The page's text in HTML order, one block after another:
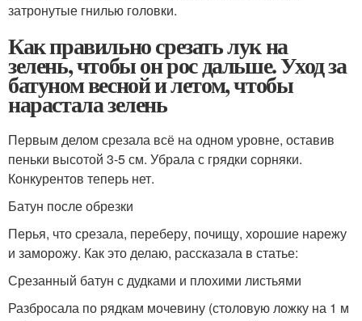
затронутые гнилью головки.
Как правильно срезать лук на
зелень, чтобы он рос дальше. Уход за
батуном весной и летом, чтобы
нарастала зелень
Первым делом срезала всё на одном уровне, оставив
пеньки высотой 3-5 см. Убрала с грядки сорняки.
Конкурентов теперь нет.
Батун после обрезки
Перья, что срезала, переберу, почищу, хорошие нарежу
и заморожу. Как это делаю, рассказала в статье:
Срезанный батун с дудками и плохими листьями
Разбросала по рядкам мочевину (столовую ложку на 1 м